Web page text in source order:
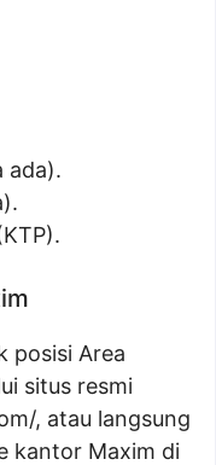
ada).
posisi Area
situs resmi
, atau langsung
kantor Maxim di